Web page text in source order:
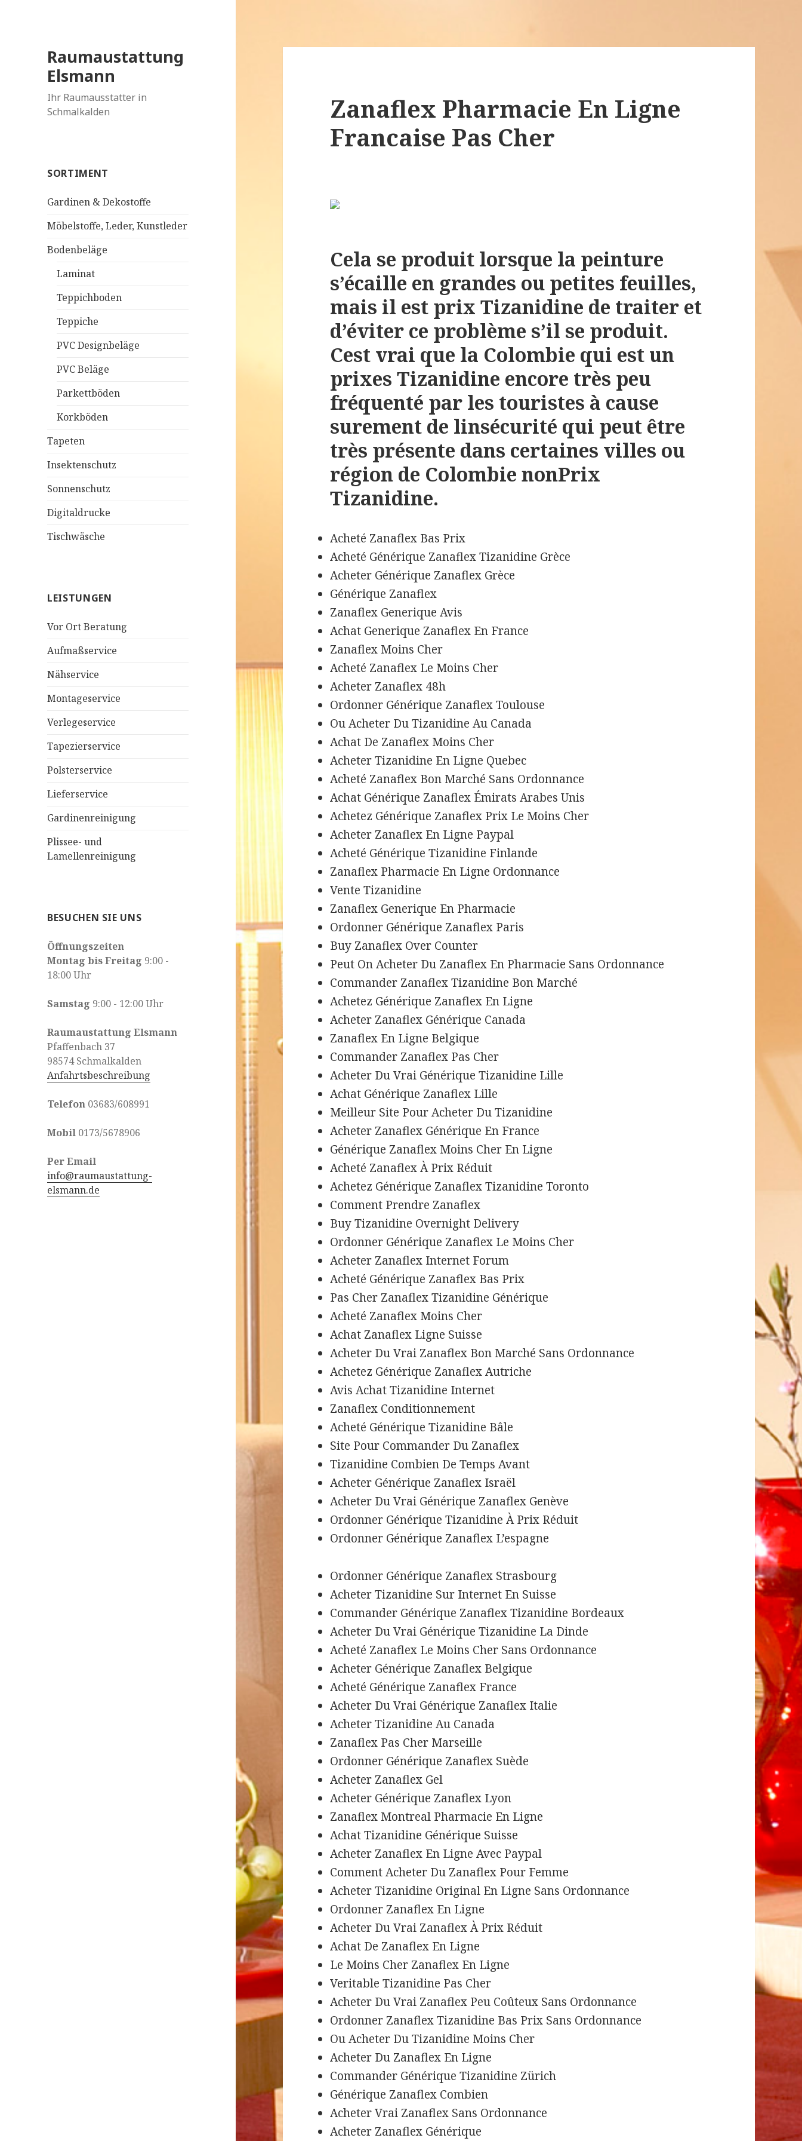
Raumaustattung
Elsmann
Ihr Raumausstatter in
Schmalkalden
SORTIMENT
Gardinen & Dekostoffe
Möbelstoffe, Leder, Kunstleder
Bodenbeläge
Laminat
Teppichboden
Teppiche
PVC Designbeläge
PVC Beläge
Parkettböden
Korkböden
Tapeten
Insektenschutz
Sonnenschutz
Digitaldrucke
Tischwäsche
LEISTUNGEN
Vor Ort Beratung
Aufmaßservice
Nähservice
Montageservice
Verlegeservice
Tapezierservice
Polsterservice
Lieferservice
Gardinenreinigung
Plissee- und
Lamellenreinigung
BESUCHEN SIE UNS
Öffnungszeiten
Montag bis Freitag 9:00 -
18:00 Uhr
Samstag 9:00 - 12:00 Uhr
Raumaustattung Elsmann
Pfaffenbach 37
98574 Schmalkalden
Anfahrtsbeschreibung
Telefon 03683/608991
Mobil 0173/5678906
Per Email
info@raumaustattung-
elsmann.de
Zanaflex Pharmacie En Ligne
Francaise Pas Cher
Cela se produit lorsque la peinture
s’écaille en grandes ou petites feuilles,
mais il est prix Tizanidine de traiter et
d’éviter ce problème s’il se produit.
Cest vrai que la Colombie qui est un
prixes Tizanidine encore très peu
fréquenté par les touristes à cause
surement de linsécurité qui peut être
très présente dans certaines villes ou
région de Colombie nonPrix
Tizanidine.
Acheté Zanaflex Bas Prix
Acheté Générique Zanaflex Tizanidine Grèce
Acheter Générique Zanaflex Grèce
Générique Zanaflex
Zanaflex Generique Avis
Achat Generique Zanaflex En France
Zanaflex Moins Cher
Acheté Zanaflex Le Moins Cher
Acheter Zanaflex 48h
Ordonner Générique Zanaflex Toulouse
Ou Acheter Du Tizanidine Au Canada
Achat De Zanaflex Moins Cher
Acheter Tizanidine En Ligne Quebec
Acheté Zanaflex Bon Marché Sans Ordonnance
Achat Générique Zanaflex Émirats Arabes Unis
Achetez Générique Zanaflex Prix Le Moins Cher
Acheter Zanaflex En Ligne Paypal
Acheté Générique Tizanidine Finlande
Zanaflex Pharmacie En Ligne Ordonnance
Vente Tizanidine
Zanaflex Generique En Pharmacie
Ordonner Générique Zanaflex Paris
Buy Zanaflex Over Counter
Peut On Acheter Du Zanaflex En Pharmacie Sans Ordonnance
Commander Zanaflex Tizanidine Bon Marché
Achetez Générique Zanaflex En Ligne
Acheter Zanaflex Générique Canada
Zanaflex En Ligne Belgique
Commander Zanaflex Pas Cher
Acheter Du Vrai Générique Tizanidine Lille
Achat Générique Zanaflex Lille
Meilleur Site Pour Acheter Du Tizanidine
Acheter Zanaflex Générique En France
Générique Zanaflex Moins Cher En Ligne
Acheté Zanaflex À Prix Réduit
Achetez Générique Zanaflex Tizanidine Toronto
Comment Prendre Zanaflex
Buy Tizanidine Overnight Delivery
Ordonner Générique Zanaflex Le Moins Cher
Acheter Zanaflex Internet Forum
Acheté Générique Zanaflex Bas Prix
Pas Cher Zanaflex Tizanidine Générique
Acheté Zanaflex Moins Cher
Achat Zanaflex Ligne Suisse
Acheter Du Vrai Zanaflex Bon Marché Sans Ordonnance
Achetez Générique Zanaflex Autriche
Avis Achat Tizanidine Internet
Zanaflex Conditionnement
Acheté Générique Tizanidine Bâle
Site Pour Commander Du Zanaflex
Tizanidine Combien De Temps Avant
Acheter Générique Zanaflex Israël
Acheter Du Vrai Générique Zanaflex Genève
Ordonner Générique Tizanidine À Prix Réduit
Ordonner Générique Zanaflex L’espagne
Ordonner Générique Zanaflex Strasbourg
Acheter Tizanidine Sur Internet En Suisse
Commander Générique Zanaflex Tizanidine Bordeaux
Acheter Du Vrai Générique Tizanidine La Dinde
Acheté Zanaflex Le Moins Cher Sans Ordonnance
Acheter Générique Zanaflex Belgique
Acheté Générique Zanaflex France
Acheter Du Vrai Générique Zanaflex Italie
Acheter Tizanidine Au Canada
Zanaflex Pas Cher Marseille
Ordonner Générique Zanaflex Suède
Acheter Zanaflex Gel
Acheter Générique Zanaflex Lyon
Zanaflex Montreal Pharmacie En Ligne
Achat Tizanidine Générique Suisse
Acheter Zanaflex En Ligne Avec Paypal
Comment Acheter Du Zanaflex Pour Femme
Acheter Tizanidine Original En Ligne Sans Ordonnance
Ordonner Zanaflex En Ligne
Acheter Du Vrai Zanaflex À Prix Réduit
Achat De Zanaflex En Ligne
Le Moins Cher Zanaflex En Ligne
Veritable Tizanidine Pas Cher
Acheter Du Vrai Zanaflex Peu Coûteux Sans Ordonnance
Ordonner Zanaflex Tizanidine Bas Prix Sans Ordonnance
Ou Acheter Du Tizanidine Moins Cher
Acheter Du Zanaflex En Ligne
Commander Générique Tizanidine Zürich
Générique Zanaflex Combien
Acheter Vrai Zanaflex Sans Ordonnance
Acheter Zanaflex Générique